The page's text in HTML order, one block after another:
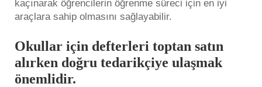
kaçınarak öğrencilerin öğrenme süreci için en iyi
araçlara sahip olmasını sağlayabilir.
Okullar için defterleri toptan satın
alırken doğru tedarikçiye ulaşmak
önemlidir.